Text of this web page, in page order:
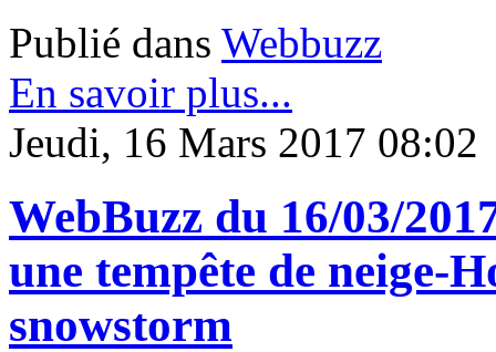
Publié dans Webbuzz
En savoir plus...
Jeudi, 16 Mars 2017 08:02
WebBuzz du 16/03/
une tempête de neige-
snowstorm